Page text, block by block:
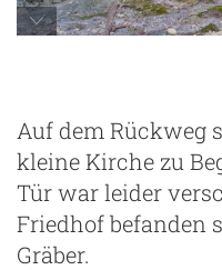
Auf dem Rückweg
kleine Kirche zu
Tür war leider
Friedhof befanden
Gräber.